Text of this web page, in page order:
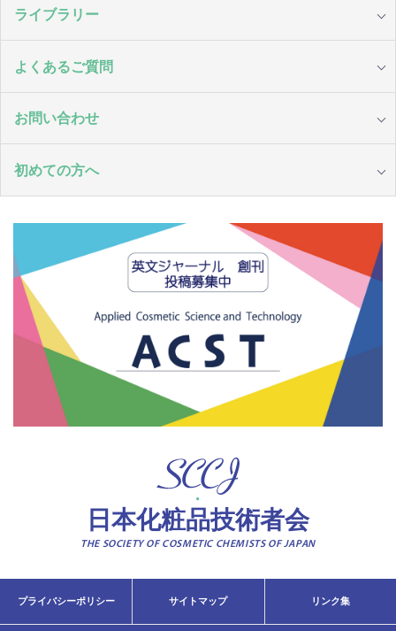
ライブラリー
よくあるご質問
お問い合わせ
初めての方へ
日本化粧品技術者会
THE SOCIETY OF COSMETIC CHEMISTS OF JAPAN
プライバシーポリシー サイトマップ リンク集